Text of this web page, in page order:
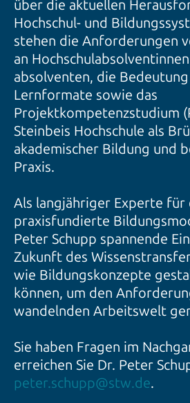
über die aktuellen
Hochschul- und
stehen die Anforderungen
an
absolventen, die
Lernformate sowie das
Projektkompetenzstudium
Steinbeis Hochschule als
akademischer Bildung und
Praxis.
Als langjähriger Experte für
praxisfundierte
Peter Schupp spannende
Zukunft des
wie Bildungskonzepte
können, um den
wandelnden Arbeitswelt
Sie haben Fragen im
erreichen Sie Dr. Peter
peter.schupp@stw.de.